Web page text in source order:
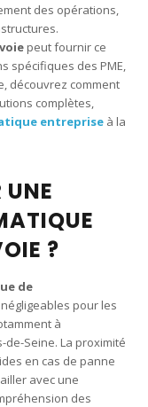
des opérations,
peut fournir ce
spécifiques des PME,
découvrez comment
complètes,
entreprise à la
?
de
pour les
à
de-Seine. La proximité
en cas de panne
avec une
des